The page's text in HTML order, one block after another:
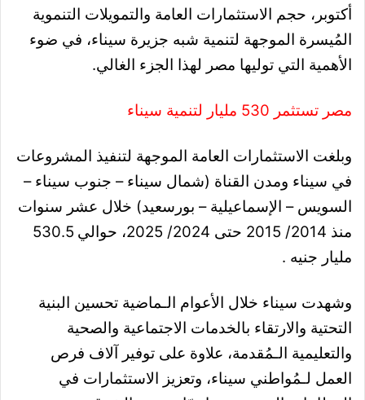
أكتوبر، حجم الاستثمارات العامة والتمويلات التنموية
المُيسرة الموجهة لتنمية شبه جزيرة سيناء، في ضوء
الأهمية التي توليها مصر لهذا الجزء الغالي.
مصر تستثمر 530 مليار لتنمية سيناء
وبلغت الاستثمارات العامة الموجهة لتنفيذ المشروعات
في سيناء ومدن القناة (شمال سيناء – جنوب سيناء –
السويس – الإسماعيلية – بورسعيد) خلال عشر سنوات
منذ 2014/ 2015 حتى 2024/ 2025، حوالي 530.5
مليار جنيه .
وشهدت سيناء خلال الأعوام الـماضية تحسين البنية
التحتية والارتقاء بالخدمات الاجتماعية والصحية
والتعليمية الـمُقدمة، علاوة على توفير آلاف فرص
العمل لـمُواطني سيناء، وتعزيز الاستثمارات في